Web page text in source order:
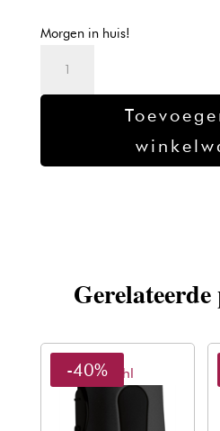
Morgen in huis!
Wahl
-40%